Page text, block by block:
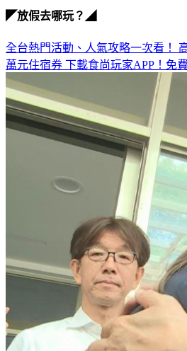
◤放假去哪玩？◢
全台熱門活動、人氣攻略一次看！
萬元住宿券 下載食尚玩家APP！免